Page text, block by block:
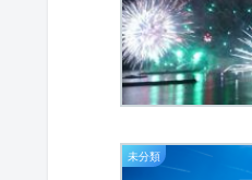
未分類